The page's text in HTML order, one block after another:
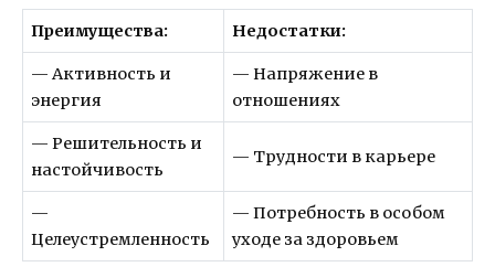
Преимущества: Недостатки:
— Активность и
энергия
— Напряжение в
отношениях
— Решительность и
настойчивость
— Трудности в карьере
—
Целеустремленность
— Потребность в особом
уходе за здоровьем